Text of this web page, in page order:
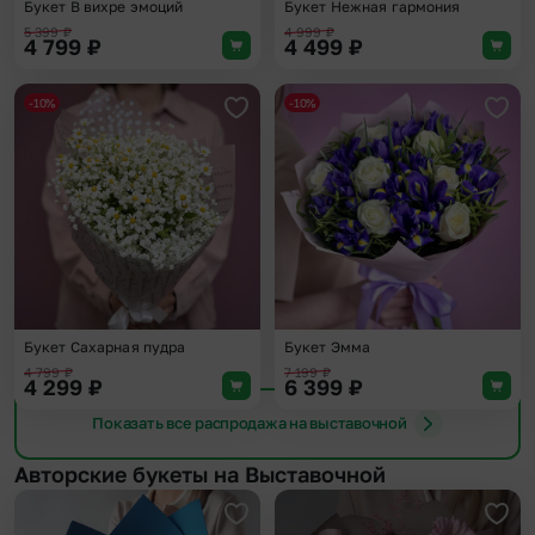
Букет В вихре эмоций
5 399₽
4 799 ₽
Букет Нежная гармония
4 999₽
4 499 ₽
Добавить в избранное
-10%
Букет Сахарная пудра
4 799₽
4 299 ₽
-10%
Букет Эмма
7 199₽
6 399 ₽
Показать все распродажа на выставочной
Авторские букеты на Выставочной